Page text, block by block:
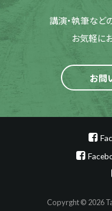
講演・執筆など
お気軽に
お問
Copyrght © 2026